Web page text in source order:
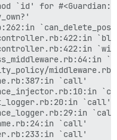
`id' for
`call'
`call'
`call'
`call'